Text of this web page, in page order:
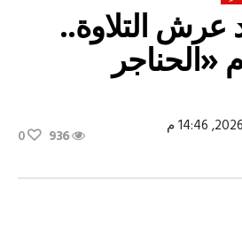
التلاوة..
«الحناجر
936
0